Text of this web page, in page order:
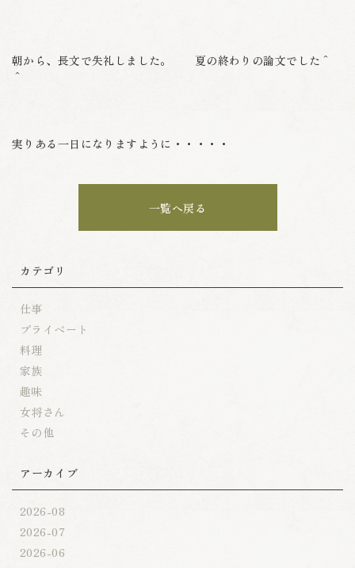
朝から、長文で失礼しました。 夏の終わりの論文でした＾
＾
実りある一日になりますように・・・・・
一覧へ戻る
カテゴリ
仕事
プライベート
料理
家族
趣味
女将さん
その他
アーカイブ
2026-08
2026-07
2026-06